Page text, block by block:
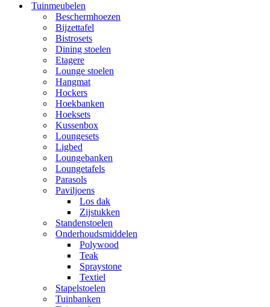
Tuinmeubelen
Beschermhoezen
Bijzettafel
Bistrosets
Dining stoelen
Etagere
Lounge stoelen
Hangmat
Hockers
Hoekbanken
Hoeksets
Kussenbox
Loungesets
Ligbed
Loungebanken
Loungetafels
Parasols
Paviljoens
Los dak
Zijstukken
Standenstoelen
Onderhoudsmiddelen
Polywood
Teak
Spraystone
Textiel
Stapelstoelen
Tuinbanken